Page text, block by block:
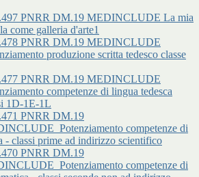
PNRR DM.19 MEDINCLUDE La mia
come galleria d'arte1
PNRR DM.19 MEDINCLUDE
produzione scritta tedesco classe
PNRR DM.19 MEDINCLUDE
competenze di lingua tedesca
1D-1E-1L
PNRR DM.19
competenze di
- classi prime ad indirizzo scientifico
PNRR DM.19
competenze di